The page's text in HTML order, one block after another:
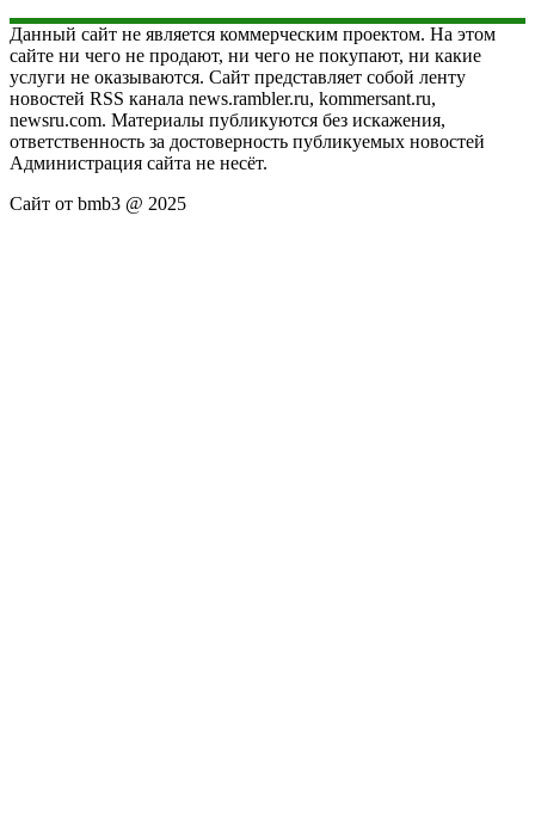
Данный сайт не является коммерческим проектом. На этом
сайте ни чего не продают, ни чего не покупают, ни какие
услуги не оказываются. Сайт представляет собой ленту
новостей RSS канала news.rambler.ru, kommersant.ru,
newsru.com. Материалы публикуются без искажения,
ответственность за достоверность публикуемых новостей
Администрация сайта не несёт.
Сайт от bmb3 @ 2025